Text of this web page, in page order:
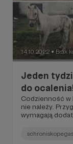
14.10.2022 ● Brak
Jeden
do
Codzienność w
nie należy.
wymagają
Co zrobić
się aż trzy